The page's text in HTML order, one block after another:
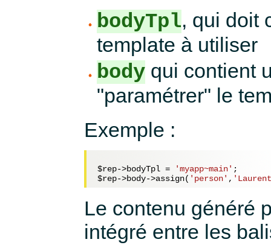
bodyTpl, qui doit
template à utiliser
bodyqui contient
"paramétrer" le
Exemple :
$rep->bodyTpl = 'myapp~main'
$rep->body->assign( 'person' ,
Le contenu généré
intégré entre les